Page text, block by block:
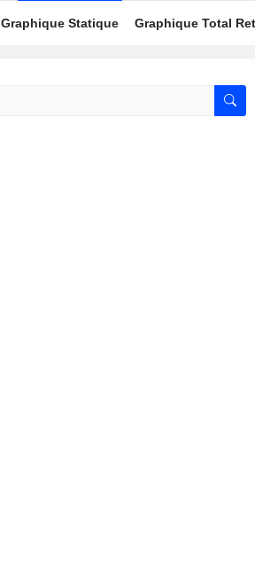
Graphique Statique Graphique Total